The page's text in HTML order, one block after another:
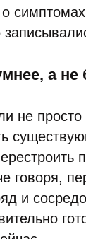
о
а
не просто
говоря,
и